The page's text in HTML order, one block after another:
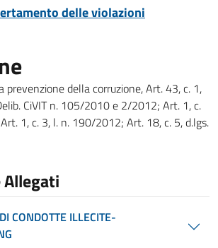
delle violazioni
prevenzione della corruzione, Art. 43, c. 1,
CiVIT n. 105/2010 e 2/2012; Art. 1, c.
1, c. 3, l. n. 190/2012; Art. 18, c. 5, d.lgs.
CONDOTTE ILLECITE-